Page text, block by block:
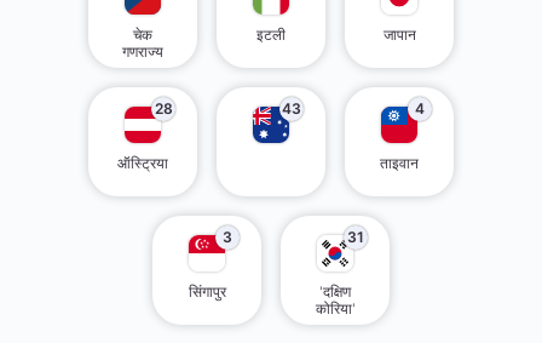
चेक
गणराज्य
इटली जापान
28
ऑस्ट्रिया
43 4
ताइवान
3
सिंगापुर
31
'दक्षिण
कोरिया'